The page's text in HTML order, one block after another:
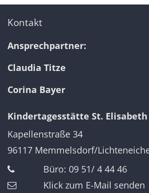
Kontakt
Ansprechpartner:
Claudia Titze
Corina Bayer
Kindertagesstätte St.
Kapellenstraße 34
96117 Memmelsdorf/
Büro: 09 51/ 4 44 46
Klick zum E-Mail senden